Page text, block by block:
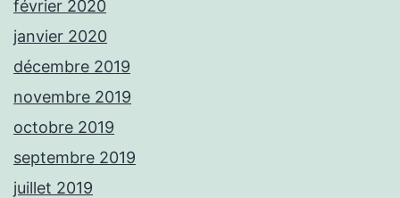
février 2020
janvier 2020
décembre 2019
novembre 2019
octobre 2019
septembre 2019
juillet 2019